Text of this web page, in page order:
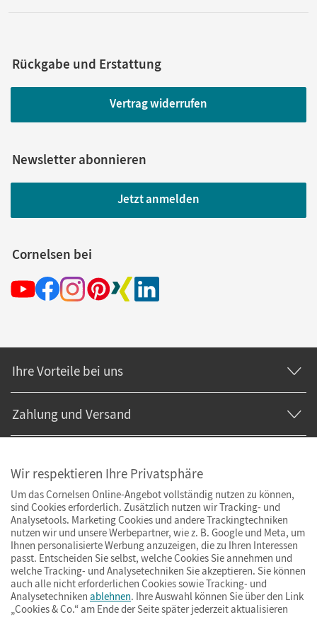
Rückgabe und Erstattung
Vertrag widerrufen
Newsletter abonnieren
Jetzt anmelden
Cornelsen bei
Ihre Vorteile bei uns
Zahlung und Versand
ImpressumAGBDatenschutzBarrierefreiheitCookies & Co.
Wir respektieren Ihre Privatsphäre
Um das Cornelsen Online-Angebot vollständig nutzen zu können,
sind Cookies erforderlich. Zusätzlich nutzen wir Tracking- und
Analysetools. Marketing Cookies und andere Trackingtechniken
nutzen wir und unsere Werbepartner, wie z. B. Google und Meta, um
Ihnen personalisierte Werbung anzuzeigen, die zu Ihren Interessen
passt. Entscheiden Sie selbst, welche Cookies Sie annehmen und
welche Tracking- und Analysetechniken Sie akzeptieren. Sie können
auch alle nicht erforderlichen Cookies sowie Tracking- und
Analysetechniken ablehnen. Ihre Auswahl können Sie über den Link
„Cookies & Co.“ am Ende der Seite später jederzeit aktualisieren